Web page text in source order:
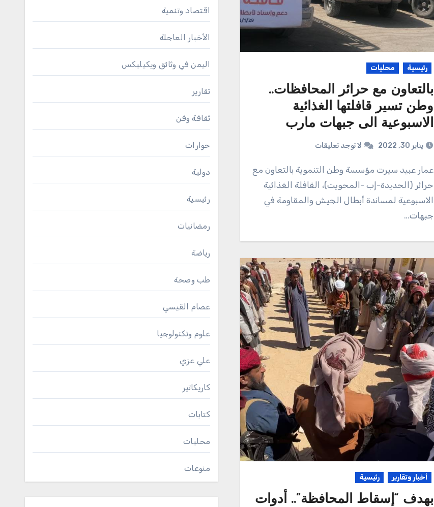
رئيسية محليات
‏بالتعاون مع حرائر المحافظات..
وطن تسير قافلتها الغذائية
الاسبوعية الى جبهات مارب
يناير 30, 2022 لا توجد تعليقات
عمار عبيد سيرت مؤسسة وطن التنموية بالتعاون مع
حرائر (الحديدة-إب -المحويت)، القافلة الغذائية
الاسبوعية لمساندة أبطال الجيش والمقاومة في
جبهات…
أخبار وتقارير رئيسية
بهدف “إسقاط المحافظة”.. أدوات
اقتصاد وتنمية
الأخبار العاجلة
اليمن في وثائق ويكيليكس
تقارير
ثقافة وفن
حوارات
دولية
رئيسية
رمضانيات
رياضة
طب وصحة
عصام القيسي
علوم وتكنولوجيا
علي عزي
كاريكاتير
كتابات
محليات
منوعات